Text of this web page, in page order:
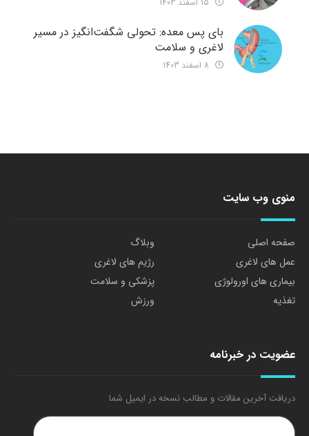
بای پس معده: تحولی شگفت‌انگیز در مسیر
لاغری و سلامت
منوی وب سایت
صفحه اصلی
وبلاگ
عمل های لاغری
رژیم های لاغری
بیماری های اورولوژی
پزشکی و سلامت
تغذیه
ورزش
عضویت در خبرنامه
دریافت آخرین مقالات و مطالب نسخه در ایمیل شما